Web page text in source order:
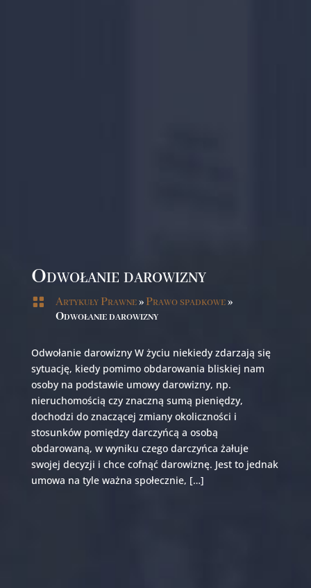
Odwołanie darowizny
 Artykuły Prawne»Prawo spadkowe»
Odwołanie darowizny
Odwołanie darowizny W życiu niekiedy zdarzają się
sytuację, kiedy pomimo obdarowania bliskiej nam
osoby na podstawie umowy darowizny, np.
nieruchomością czy znaczną sumą pieniędzy,
dochodzi do znaczącej zmiany okoliczności i
stosunków pomiędzy darczyńcą a osobą
obdarowaną, w wyniku czego darczyńca żałuje
swojej decyzji i chce cofnąć darowiznę. Jest to jednak
umowa na tyle ważna społecznie, […]